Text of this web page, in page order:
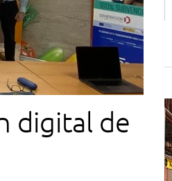
digital de